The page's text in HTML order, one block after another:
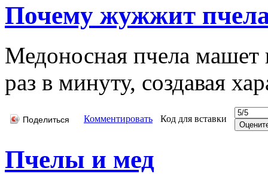
Почему жужжит
Медоносная пчела
раз в минуту, создавая
Поделиться Комментировать Код для вставки
Пчелы и мед